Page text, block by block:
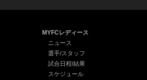
MYFCレディース
ニュース
選手/スタッフ
試合日程/結果
スケジュール